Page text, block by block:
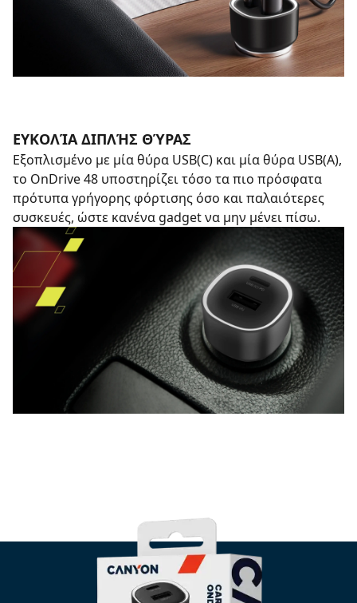
ΕΥΚΟΛΊΑ ΔΙΠΛΉΣ ΘΎΡΑΣ
Εξοπλισμένο με μία θύρα USB(C) και μία θύρα USB(A),
το OnDrive 48 υποστηρίζει τόσο τα πιο πρόσφατα
πρότυπα γρήγορης φόρτισης όσο και παλαιότερες
συσκευές, ώστε κανένα gadget να μην μένει πίσω.